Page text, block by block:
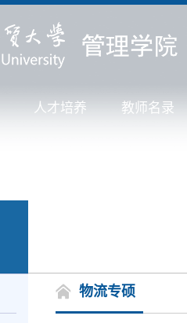
人才培养 教师名录
物流专硕